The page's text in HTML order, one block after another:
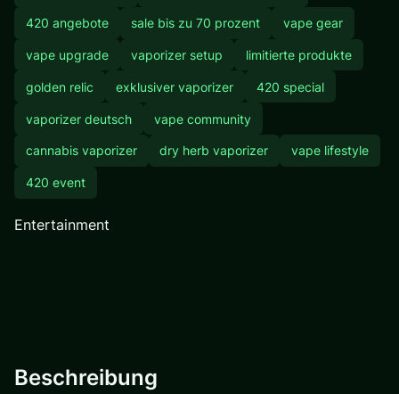
420 angebote sale bis zu 70 prozent vape gear
vape upgrade vaporizer setup limitierte produkte
golden relic exklusiver vaporizer 420 special
vaporizer deutsch vape community
cannabis vaporizer dry herb vaporizer vape lifestyle
420 event
Entertainment
Beschreibung